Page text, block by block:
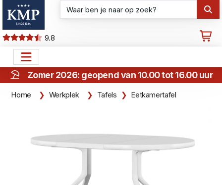
9.8
Zomer 2026: geopend van 10.00 tot 16.00 uur
Home Werkplek Tafels Eetkamertafel